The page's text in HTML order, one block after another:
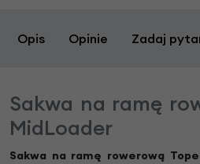
Opis Opinie Zadaj
Sakwa na ramę
MidLoader
Sakwa na ramę rowerową